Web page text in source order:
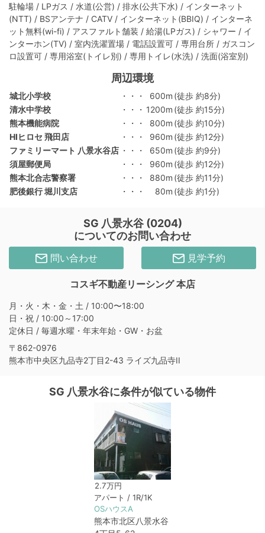
駐輪場 / LPガス / 水道(公営) / 排水(公共下水) / インターネット
(NTT) / BSアンテナ / CATV / インターネット(BBIQ) / インターネ
ット無料(wi-fi) / アスファルト舗装 / 給湯(LPガス) / シャワー / イ
ンターホン(TV) / 室内洗濯置場 / 電話設置可 / 専用台所 / ガスコン
ロ設置可 / 専用浴室(トイレ別) / 専用トイレ(水洗) / 洗面(浴室別)
周辺環境
城北小学校 ・・・ 600m (徒歩 約8分)
清水中学校
・・・ 1200m (徒歩 約15分)
熊本機能病院
・・・ 800m (徒歩 約10分)
HIヒロセ 飛田店
・・・ 960m (徒歩 約12分)
ファミリーマート 八景水谷店 ・・・ 650m (徒歩 約9分)
須屋郵便局
・・・ 960m (徒歩 約12分)
熊本北合志警察署
・・・ 880m (徒歩 約11分)
肥後銀行 堀川支店
・・・ 80m (徒歩 約1分)
SG 八景水谷 (0204)
についてのお問い合わせ
問い合わせ 見学予約
コスギ不動産リーシング 本店
月・火・木・金・土 / 10:00〜18:00
日・祝 / 10:00～17:00
定休日 / 毎週水曜・年末年始・GW・お盆
〒862-0976
熊本市中央区九品寺2丁目2-43 ライズ九品寺II
SG 八景水谷に条件が似ている物件
2.7万円
アパート / 1R/1K
OSハウスA
熊本市北区八景水谷